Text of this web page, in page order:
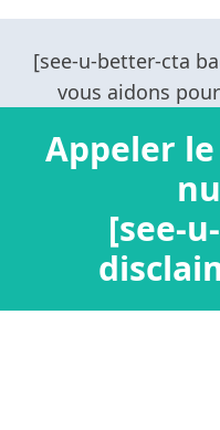
Appeler
[see-